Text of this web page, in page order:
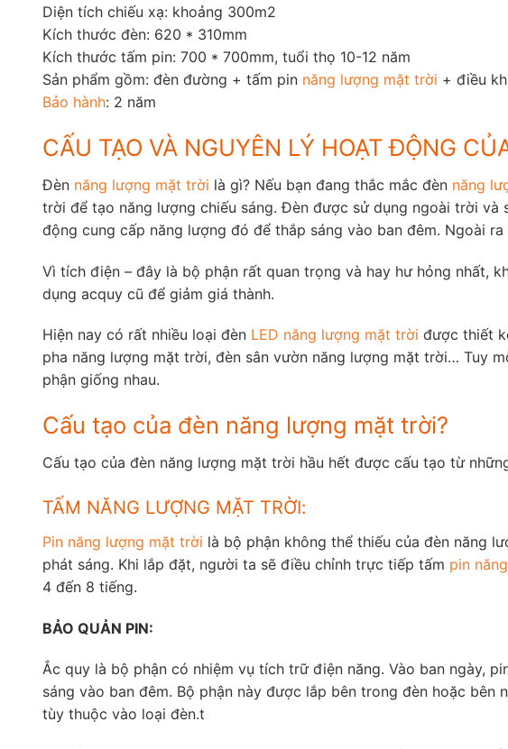
Diện tích chiếu xạ: khoảng 300m2
Kích thước đèn: 620 * 310mm
Kích thước tấm pin: 700 * 700mm, tuổi thọ 10-12 năm
Sản phẩm gồm: đèn đường + tấm pin năng lượng mặt trời + điều
Bảo hành: 2 năm
CẤU TẠO VÀ NGUYÊN LÝ HOẠT ĐỘNG
Đèn năng lượng mặt trời là gì? Nếu bạn đang thắc mắc đèn năng
trời để tạo năng lượng chiếu sáng. Đèn được sử dụng ngoài trời
động cung cấp năng lượng đó để thắp sáng vào ban đêm. Ngoài
Vì tích điện – đây là bộ phận rất quan trọng và hay hư hỏng nhất,
dụng acquy cũ để giảm giá thành.
Hiện nay có rất nhiều loại đèn LED năng lượng mặt trời được thiết
pha năng lượng mặt trời, đèn sân vườn năng lượng mặt trời… Tuy
phận giống nhau.
Cấu tạo của đèn năng lượng mặt trời?
Cấu tạo của đèn năng lượng mặt trời hầu hết được cấu tạo từ
TẤM NĂNG LƯỢNG MẶT TRỜI:
Pin năng lượng mặt trời là bộ phận không thể thiếu của đèn năng
phát sáng. Khi lắp đặt, người ta sẽ điều chỉnh trực tiếp tấm pin
4 đến 8 tiếng.
BẢO QUẢN PIN:
Ắc quy là bộ phận có nhiệm vụ tích trữ điện năng. Vào ban ngày,
sáng vào ban đêm. Bộ phận này được lắp bên trong đèn hoặc
tùy thuộc vào loại đèn.t